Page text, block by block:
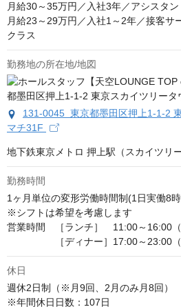
月給30～35万円／入社3年／アシスタ
月給23～29万円／入社1～2年／接客サ
クラス
勤務地の所在地/地図
131-0045 東京都墨田区押上1-1-2
マチ31F
地下鉄東京メトロ 押上駅（スカイツリ
勤務時間
1ヶ月単位の変形労働時間制(1日実働8
※シフトは希望を考慮します
営業時間　［ランチ］　11:00～16:00（
［ディナー］17:00～23:00（
休日
週休2日制（※月9回、2月のみ月8回）
※年間休日日数：107日